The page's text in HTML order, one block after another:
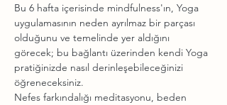
Bu 6 hafta içerisinde mindfulness'ın, Yoga
uygulamasının neden ayrılmaz bir parçası
olduğunu ve temelinde yer aldığını
görecek; bu bağlantı üzerinden kendi Yoga
pratiğinizde nasıl derinleşebileceğinizi
öğreneceksiniz.
Nefes farkındalığı meditasyonu, beden